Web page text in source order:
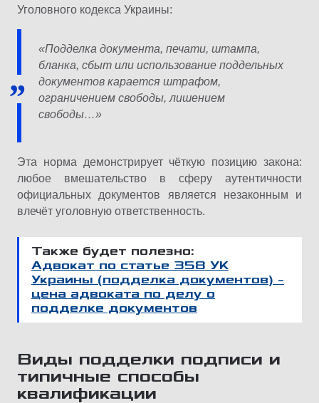
Уголовного кодекса Украины:
«Подделка документа, печати, штампа,
бланка, сбыт или использование поддельных
документов карается штрафом,
ограничением свободы, лишением
свободы…»
Эта норма демонстрирует чёткую позицию закона:
любое вмешательство в сферу аутентичности
официальных документов является незаконным и
влечёт уголовную ответственность.
Также будет полезно:
Адвокат по статье 358 УК
Украины (подделка документов) –
цена адвоката по делу о
подделке документов
Виды подделки подписи и
типичные способы
квалификации